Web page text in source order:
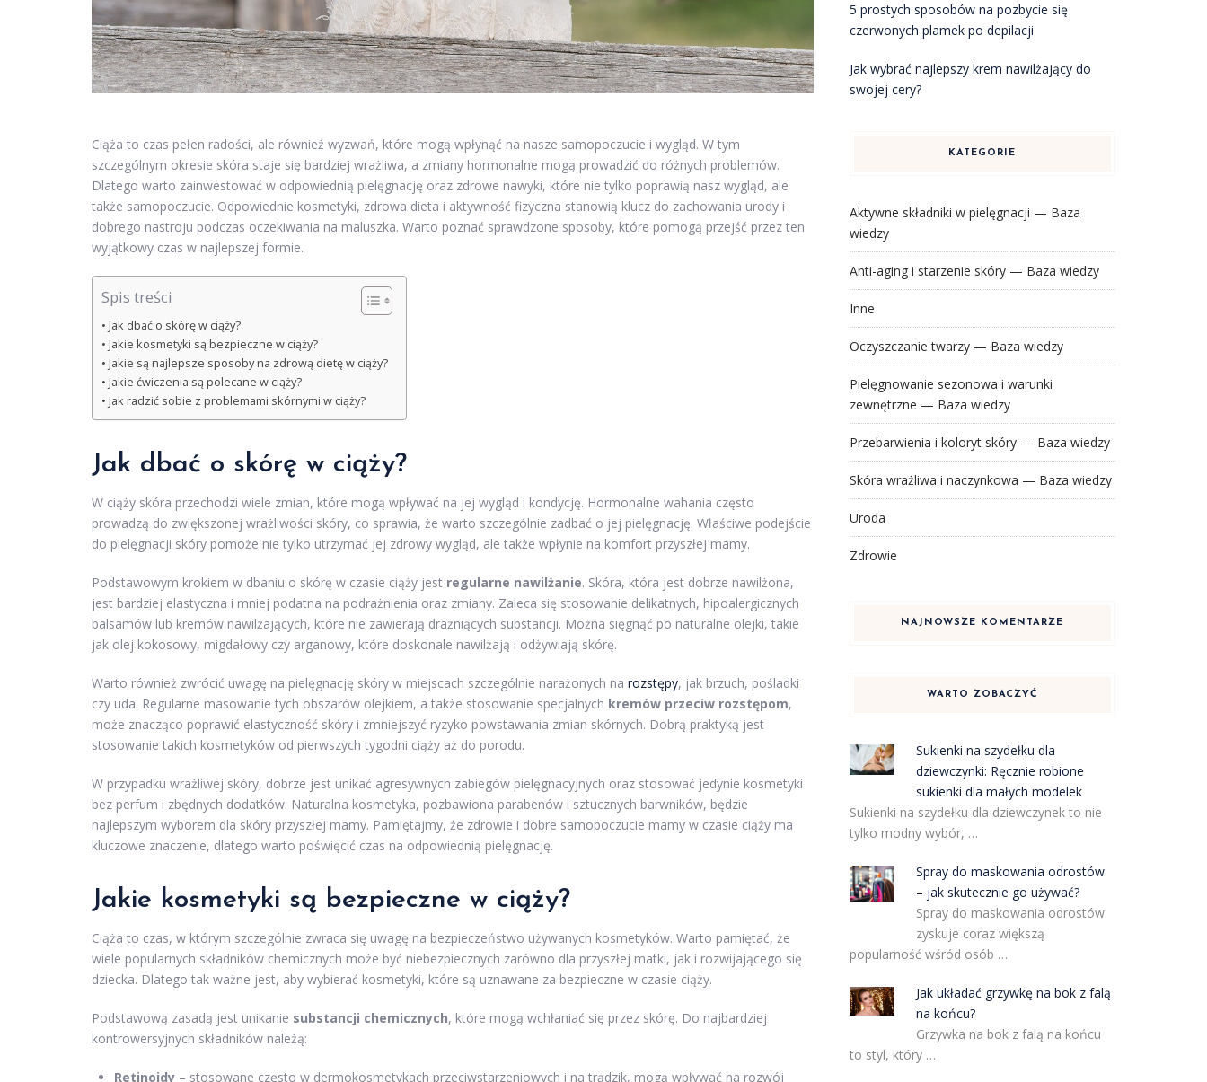
Ciąża to czas pełen radości, ale również wyzwań, które mogą wpłynąć na nasze samopoczucie i wygląd. W tym
szczególnym okresie skóra staje się bardziej wrażliwa, a zmiany hormonalne mogą prowadzić do różnych problemów.
Dlatego warto zainwestować w odpowiednią pielęgnację oraz zdrowe nawyki, które nie tylko poprawią nasz wygląd, ale
także samopoczucie. Odpowiednie kosmetyki, zdrowa dieta i aktywność fizyczna stanowią klucz do zachowania urody i
dobrego nastroju podczas oczekiwania na maluszka. Warto poznać sprawdzone sposoby, które pomogą przejść przez ten
wyjątkowy czas w najlepszej formie.
Spis treści
Jak dbać o skórę w ciąży?
Jakie kosmetyki są bezpieczne w ciąży?
Jakie są najlepsze sposoby na zdrową dietę w ciąży?
Jakie ćwiczenia są polecane w ciąży?
Jak radzić sobie z problemami skórnymi w ciąży?
Jak dbać o skórę w ciąży?
W ciąży skóra przechodzi wiele zmian, które mogą wpływać na jej wygląd i kondycję. Hormonalne wahania często
prowadzą do zwiększonej wrażliwości skóry, co sprawia, że warto szczególnie zadbać o jej pielęgnację. Właściwe podejście
do pielęgnacji skóry pomoże nie tylko utrzymać jej zdrowy wygląd, ale także wpłynie na komfort przyszłej mamy.
Podstawowym krokiem w dbaniu o skórę w czasie ciąży jest regularne nawilżanie. Skóra, która jest dobrze nawilżona,
jest bardziej elastyczna i mniej podatna na podrażnienia oraz zmiany. Zaleca się stosowanie delikatnych, hipoalergicznych
balsamów lub kremów nawilżających, które nie zawierają drażniących substancji. Można sięgnąć po naturalne olejki, takie
jak olej kokosowy, migdałowy czy arganowy, które doskonale nawilżają i odżywiają skórę.
Warto również zwrócić uwagę na pielęgnację skóry w miejscach szczególnie narażonych na rozstępy, jak brzuch, pośladki
czy uda. Regularne masowanie tych obszarów olejkiem, a także stosowanie specjalnych kremów przeciw rozstępom,
może znacząco poprawić elastyczność skóry i zmniejszyć ryzyko powstawania zmian skórnych. Dobrą praktyką jest
stosowanie takich kosmetyków od pierwszych tygodni ciąży aż do porodu.
W przypadku wrażliwej skóry, dobrze jest unikać agresywnych zabiegów pielęgnacyjnych oraz stosować jedynie kosmetyki
bez perfum i zbędnych dodatków. Naturalna kosmetyka, pozbawiona parabenów i sztucznych barwników, będzie
najlepszym wyborem dla skóry przyszłej mamy. Pamiętajmy, że zdrowie i dobre samopoczucie mamy w czasie ciąży ma
kluczowe znaczenie, dlatego warto poświęcić czas na odpowiednią pielęgnację.
Jakie kosmetyki są bezpieczne w ciąży?
Ciąża to czas, w którym szczególnie zwraca się uwagę na bezpieczeństwo używanych kosmetyków. Warto pamiętać, że
wiele popularnych składników chemicznych może być niebezpiecznych zarówno dla przyszłej matki, jak i rozwijającego się
dziecka. Dlatego tak ważne jest, aby wybierać kosmetyki, które są uznawane za bezpieczne w czasie ciąży.
Podstawową zasadą jest unikanie substancji chemicznych, które mogą wchłaniać się przez skórę. Do najbardziej
kontrowersyjnych składników należą:
Retinoidy – stosowane często w dermokosmetykach przeciwstarzeniowych i na trądzik, mogą wpływać na rozwój
5 prostych sposobów na pozbycie się
czerwonych plamek po depilacji
Jak wybrać najlepszy krem nawilżający do
swojej cery?
KATEGORIE
Aktywne składniki w pielęgnacji — Baza
wiedzy
Anti-aging i starzenie skóry — Baza wiedzy
Inne
Oczyszczanie twarzy — Baza wiedzy
Pielęgnowanie sezonowa i warunki
zewnętrzne — Baza wiedzy
Przebarwienia i koloryt skóry — Baza wiedzy
Skóra wrażliwa i naczynkowa — Baza wiedzy
Uroda
Zdrowie
NAJNOWSZE KOMENTARZE
WARTO ZOBACZYĆ
Sukienki na szydełku dla
dziewczynki: Ręcznie robione
sukienki dla małych modelek
Sukienki na szydełku dla dziewczynek to nie
tylko modny wybór, …
Spray do maskowania odrostów
– jak skutecznie go używać?
Spray do maskowania odrostów
zyskuje coraz większą
popularność wśród osób …
Jak układać grzywkę na bok z falą
na końcu?
Grzywka na bok z falą na końcu
to styl, który …